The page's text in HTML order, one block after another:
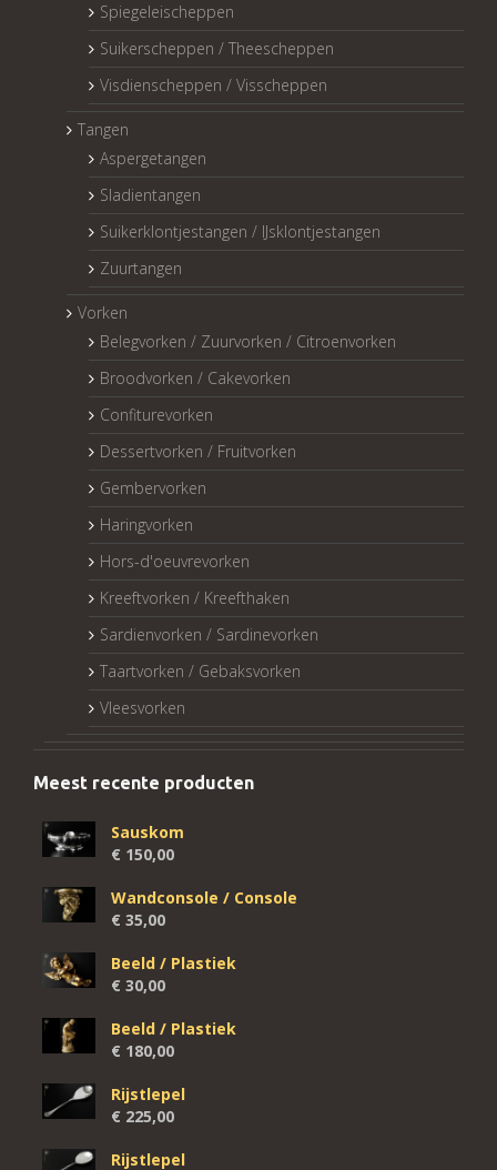
Spiegeleischeppen
Suikerscheppen / Theescheppen
Visdienscheppen / Visscheppen
Tangen
Aspergetangen
Sladientangen
Suikerklontjestangen / IJsklontjestangen
Zuurtangen
Vorken
Belegvorken / Zuurvorken / Citroenvorken
Broodvorken / Cakevorken
Confiturevorken
Dessertvorken / Fruitvorken
Gembervorken
Haringvorken
Hors-d'oeuvrevorken
Kreeftvorken / Kreefthaken
Sardienvorken / Sardinevorken
Taartvorken / Gebaksvorken
Vleesvorken
Meest recente producten
Sauskom
€ 150,00
Wandconsole / Console
€ 35,00
Beeld / Plastiek
€ 30,00
Beeld / Plastiek
€ 180,00
Rijstlepel
€ 225,00
Rijstlepel